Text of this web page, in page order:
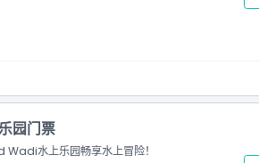
园门票
水上乐园畅享水上冒险！